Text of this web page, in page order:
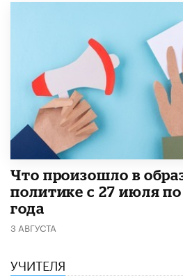
​Что произошло в
политике с 27 июля по
года
3 АВГУСТА
УЧИТЕЛЯ